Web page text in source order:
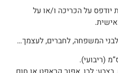
על הכריכה ו/או על